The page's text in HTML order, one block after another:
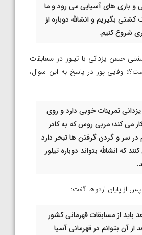
و بازی های آسیایی می رود و ما
بگیریم و انشالله دوباره از
شروع کنیم.
حسن یزدانی با تیلور در مسابقات
وفایی پور در پاسخ به این سوال،
تمرینات خوبی دارد و روی
می کند؛ مربی روس که به کادر
سر و گردن گرفتن ها تبحر دارد
که انشالله بتواند دوباره تیلور
از پایان اردوها گفت:
باید از مسابقات قهرمانی کشور
آن بتوانم در قهرمانی آسیا